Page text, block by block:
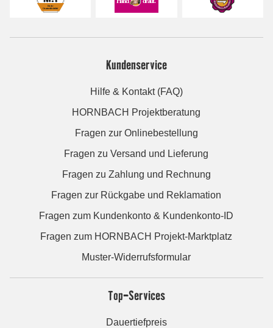
Kundenservice
Hilfe & Kontakt (FAQ)
HORNBACH Projektberatung
Fragen zur Onlinebestellung
Fragen zu Versand und Lieferung
Fragen zu Zahlung und Rechnung
Fragen zur Rückgabe und Reklamation
Fragen zum Kundenkonto & Kundenkonto-ID
Fragen zum HORNBACH Projekt-Marktplatz
Muster-Widerrufsformular
Top-Services
Dauertiefpreis